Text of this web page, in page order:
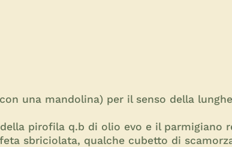
una mandolina) per il senso della
pirofila q.b di olio evo e il parmigiano
sbriciolata, qualche cubetto di